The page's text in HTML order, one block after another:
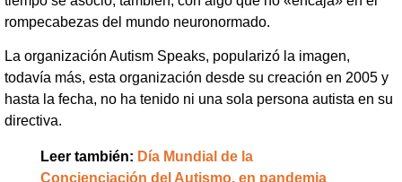
rompecabezas del mundo neuronormado.
La organización Autism Speaks, popularizó la imagen,
todavía más, esta organización desde su creación en 2005 y
hasta la fecha, no ha tenido ni una sola persona autista en su
directiva.
Leer también: Día Mundial de la
Concienciación del Autismo, en pandemia